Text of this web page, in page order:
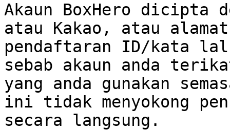
Akaun BoxHero dicipta
atau Kakao, atau
pendaftaran ID/kata
sebab akaun anda
yang anda gunakan
ini tidak menyokong
secara langsung.